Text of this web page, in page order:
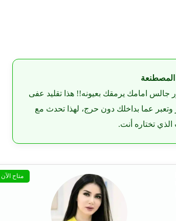
المصطنعة
جالس امامك يرمقك بعيونه!! هذا تقليد عفى
وتعبر عما بداخلك دون حرج، لهذا تحدث مع
الذي تختاره أنت.
متاح الآن